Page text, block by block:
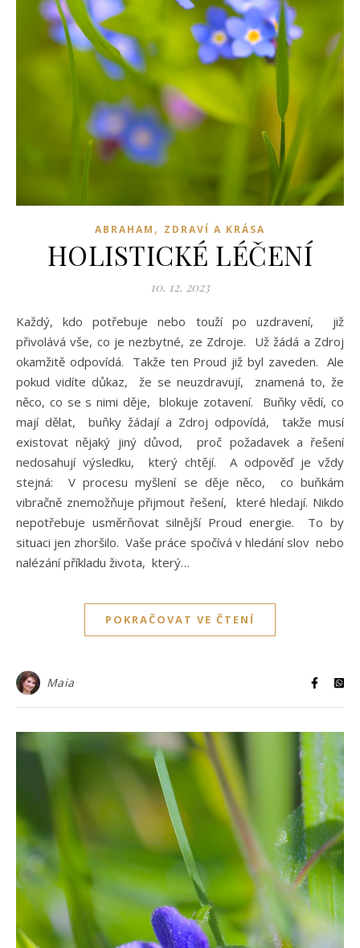
ABRAHAM , ZDRAVÍ A KRÁSA
HOLISTICKÉ LÉČENÍ
10. 12. 2023
Každý, kdo potřebuje nebo touží po uzdravení, již
přivolává vše, co je nezbytné, ze Zdroje. Už žádá a Zdroj
okamžitě odpovídá. Takže ten Proud již byl zaveden. Ale
pokud vidíte důkaz, že se neuzdravují, znamená to, že
něco, co se s nimi děje, blokuje zotavení. Buňky vědí, co
mají dělat, buňky žádají a Zdroj odpovídá, takže musí
existovat nějaký jiný důvod, proč požadavek a řešení
nedosahují výsledku, který chtějí. A odpověď je vždy
stejná: V procesu myšlení se děje něco, co buňkám
vibračně znemožňuje přijmout řešení, které hledají. Nikdo
nepotřebuje usměrňovat silnější Proud energie. To by
situaci jen zhoršilo. Vaše práce spočívá v hledání slov nebo
nalézání příkladu života, který…
POKRAČOVAT VE ČTENÍ
Maia